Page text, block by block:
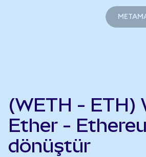
(WETH - ETH)
Ether -
dönüştür